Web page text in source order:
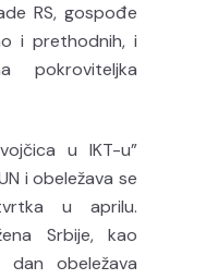
RS, gospođe
i prethodnih, i
pokroviteljka
u IKT-u”
i obeležava se
u aprilu.
Srbije, kao
obeležava